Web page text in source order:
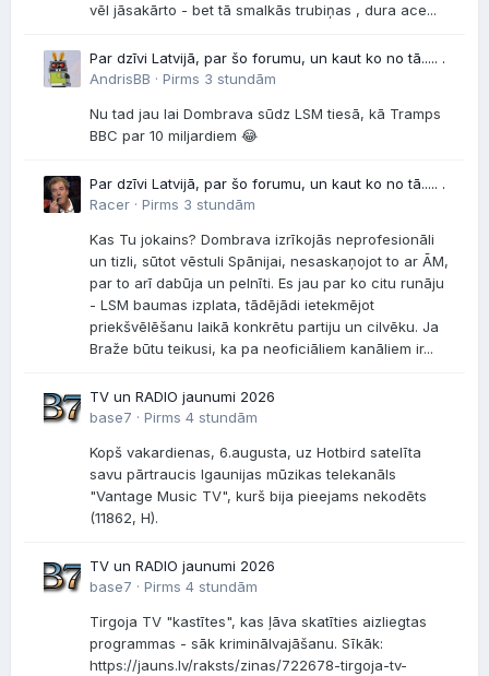
vēl jāsakārto - bet tā smalkās trubiņas , dura ace...
Par dzīvi Latvijā, par šo forumu, un kaut ko no tā..... .
AndrisBB · Pirms 3 stundām
Nu tad jau lai Dombrava sūdz LSM tiesā, kā Tramps
BBC par 10 miljardiem 😂
Par dzīvi Latvijā, par šo forumu, un kaut ko no tā..... .
Racer · Pirms 3 stundām
Kas Tu jokains? Dombrava izrīkojās neprofesionāli
un tizli, sūtot vēstuli Spānijai, nesaskaņojot to ar ĀM,
par to arī dabūja un pelnīti. Es jau par ko citu runāju
- LSM baumas izplata, tādējādi ietekmējot
priekšvēlēšanu laikā konkrētu partiju un cilvēku. Ja
Braže būtu teikusi, ka pa neoficiāliem kanāliem ir...
TV un RADIO jaunumi 2026
base7 · Pirms 4 stundām
Kopš vakardienas, 6.augusta, uz Hotbird satelīta
savu pārtraucis Igaunijas mūzikas telekanāls
"Vantage Music TV", kurš bija pieejams nekodēts
(11862, H).
TV un RADIO jaunumi 2026
base7 · Pirms 4 stundām
Tirgoja TV "kastītes", kas ļāva skatīties aizliegtas
programmas - sāk kriminālvajāšanu. Sīkāk:
https://jauns.lv/raksts/zinas/722678-tirgoja-tv-